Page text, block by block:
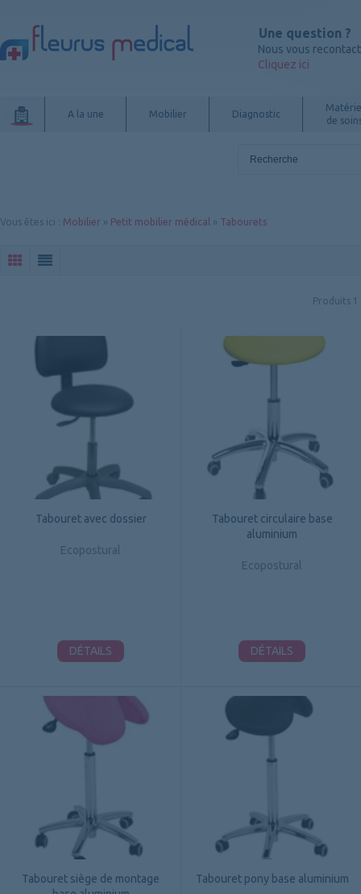
Une question ?
Nous vous
Cliquez ici
A la une Mobilier Diagnostic
de
Vous êtes ici Mobilier » Petit mobilier médical » Tabourets
Produits 1
Tabouret avec dossier
Ecopostural
DÉTAILS
Tabouret circulaire base
aluminium
Ecopostural
DÉTAILS
Tabouret siège de montage
Tabouret pony base aluminium